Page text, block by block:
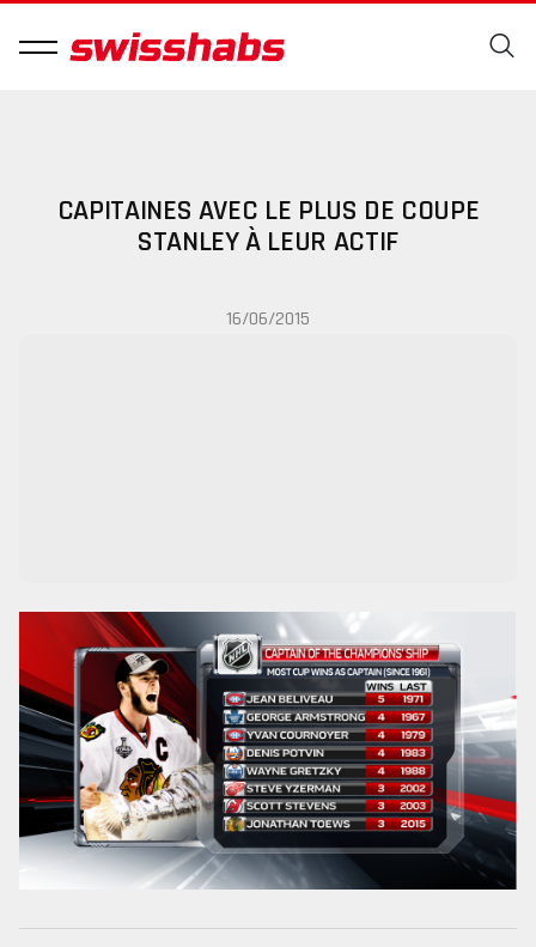
CAPITAINES AVEC LE PLUS DE COUPE
STANLEY À LEUR ACTIF
16/06/2015